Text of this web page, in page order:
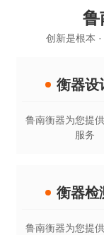
鲁
创新是根本
衡器设
鲁南衡器为您提
服务
衡器检
鲁南衡器为您提